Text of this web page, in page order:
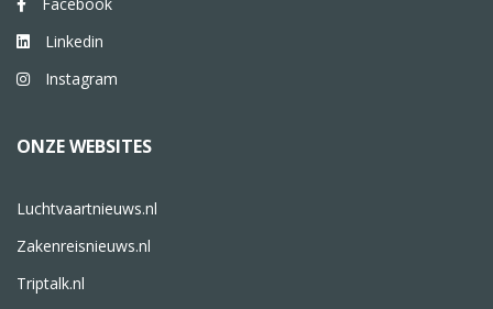
Facebook
Linkedin
Instagram
ONZE WEBSITES
Luchtvaartnieuws.nl
Zakenreisnieuws.nl
Triptalk.nl